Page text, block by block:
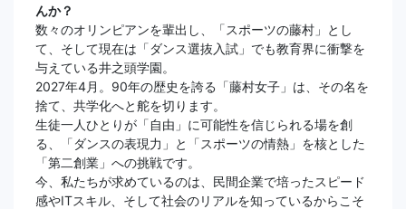
んか？
数々のオリンピアンを輩出し、「スポーツの藤村」とし
て、そして現在は「ダンス選抜入試」でも教育界に衝撃を
与えている井之頭学園。
2027年4月。90年の歴史を誇る「藤村女子」は、その名を
捨て、共学化へと舵を切ります。
生徒一人ひとりが「自由」に可能性を信じられる場を創
る、「ダンスの表現力」と「スポーツの情熱」を核とした
「第二創業」への挑戦です。
今、私たちが求めているのは、民間企業で培ったスピード
感やITスキル、そして社会のリアルを知っているからこそ